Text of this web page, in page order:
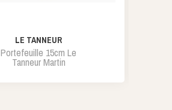
LE TANNEUR
Portefeuille 15cm Le
Tanneur Martin